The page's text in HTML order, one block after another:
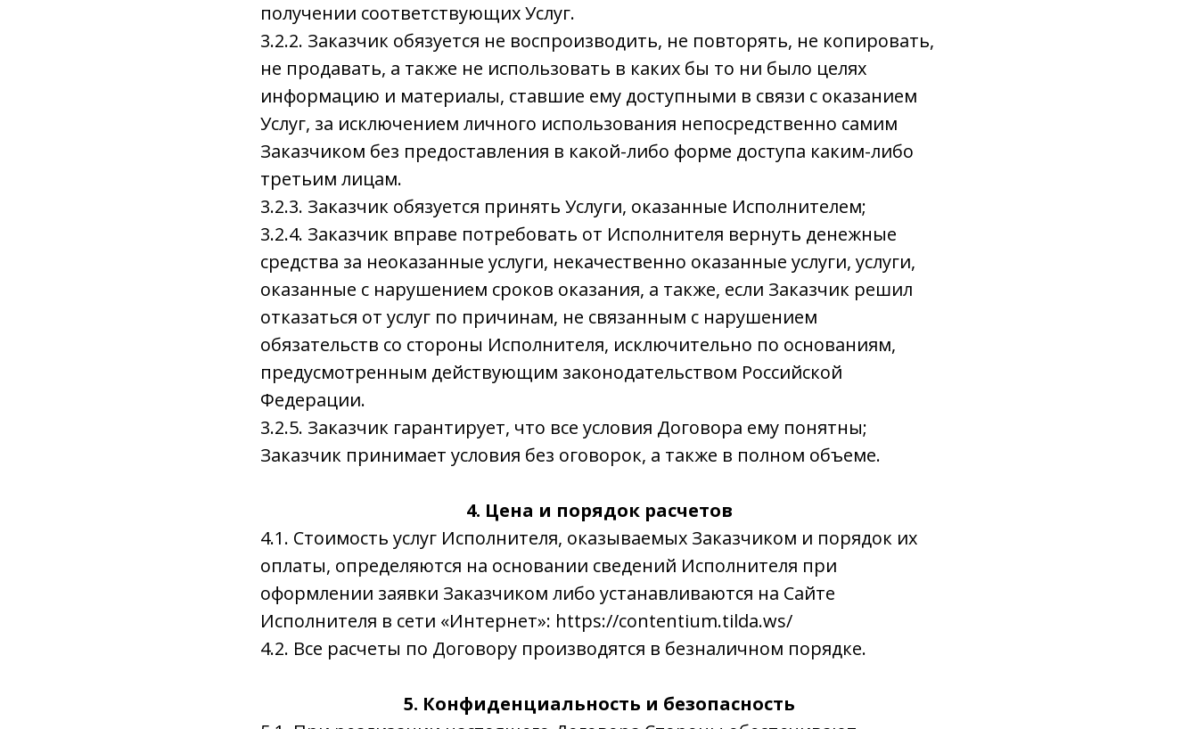
получении соответствующих Услуг.
3.2.2. Заказчик обязуется не воспроизводить, не повторять, не копировать,
не продавать, а также не использовать в каких бы то ни было целях
информацию и материалы, ставшие ему доступными в связи с оказанием
Услуг, за исключением личного использования непосредственно самим
Заказчиком без предоставления в какой-либо форме доступа каким-либо
третьим лицам.
3.2.3. Заказчик обязуется принять Услуги, оказанные Исполнителем;
3.2.4. Заказчик вправе потребовать от Исполнителя вернуть денежные
средства за неоказанные услуги, некачественно оказанные услуги, услуги,
оказанные с нарушением сроков оказания, а также, если Заказчик решил
отказаться от услуг по причинам, не связанным с нарушением
обязательств со стороны Исполнителя, исключительно по основаниям,
предусмотренным действующим законодательством Российской
Федерации.
3.2.5. Заказчик гарантирует, что все условия Договора ему понятны;
Заказчик принимает условия без оговорок, а также в полном объеме.
4. Цена и порядок расчетов
4.1. Стоимость услуг Исполнителя, оказываемых Заказчиком и порядок их
оплаты, определяются на основании сведений Исполнителя при
оформлении заявки Заказчиком либо устанавливаются на Сайте
Исполнителя в сети «Интернет»: https://contentium.tilda.ws/
4.2. Все расчеты по Договору производятся в безналичном порядке.
5. Конфиденциальность и безопасность